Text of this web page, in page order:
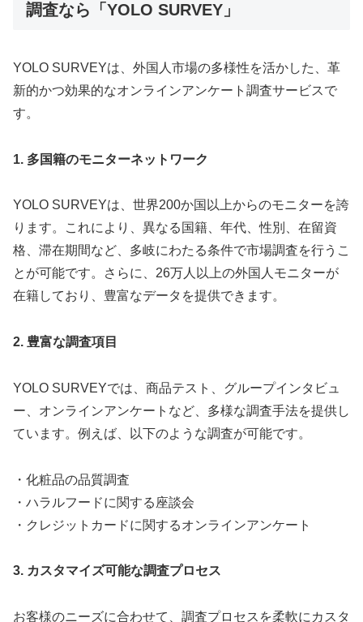
調査なら「YOLO SURVEY」
YOLO SURVEYは、外国人市場の多様性を活かした、革
新的かつ効果的なオンラインアンケート調査サービスで
す。
1. 多国籍のモニターネットワーク
YOLO SURVEYは、世界200か国以上からのモニターを誇
ります。これにより、異なる国籍、年代、性別、在留資
格、滞在期間など、多岐にわたる条件で市場調査を行うこ
とが可能です。さらに、26万人以上の外国人モニターが
在籍しており、豊富なデータを提供できます。
2. 豊富な調査項目
YOLO SURVEYでは、商品テスト、グループインタビュ
ー、オンラインアンケートなど、多様な調査手法を提供し
ています。例えば、以下のような調査が可能です。
・化粧品の品質調査
・ハラルフードに関する座談会
・クレジットカードに関するオンラインアンケート
3. カスタマイズ可能な調査プロセス
お客様のニーズに合わせて、調査プロセスを柔軟にカスタ